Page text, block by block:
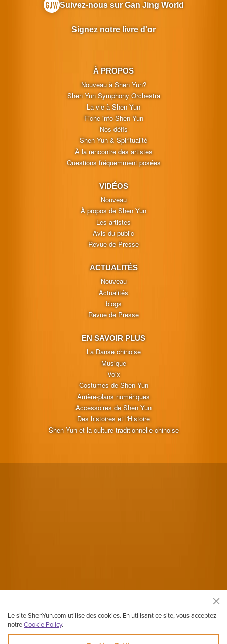
À PROPOS
Nouveau à Shen Yun?
Shen Yun Symphony Orchestra
La vie à Shen Yun
Fiche info Shen Yun
Nos défis
Shen Yun & Spiritualité
À la rencontre des artistes
Questions fréquemment posées
VIDÉOS
Nouveau
À propos de Shen Yun
Les artistes
Avis du public
Revue de Presse
ACTUALITÉS
Nouveau
Actualités
blogs
Revue de Presse
EN SAVOIR PLUS
La Danse chinoise
Musique
Voix
Costumes de Shen Yun
Arrière-plans numériques
Accessoires de Shen Yun
Des histoires et l'Histoire
Shen Yun et la culture traditionnelle chinoise
Suivez-nous sur Gan Jing World
Signez notre livre d'or
Le site ShenYun.com utilise des cookies. En utilisant ce site, vous acceptez
notreCookie Policy.